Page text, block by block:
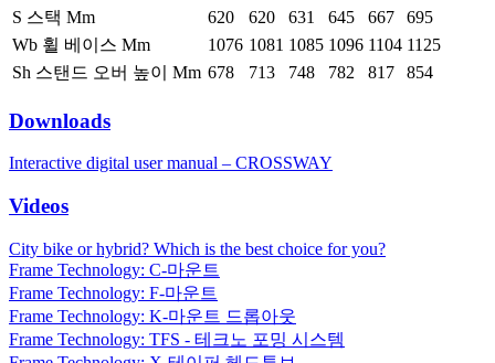
S 스택 Mm
620 620 631 645 667
695
Wb 휠 베이스 Mm
1076 1081 1085 1096 1104 1125
Sh 스탠드 오버 높이 Mm 678 713 748 782 817 854
Downloads
Interactive digital user manual – CROSSWAY
Videos
City bike or hybrid? Which is the best choice for you?
Frame Technology: C-마운트
Frame Technology: F-마운트
Frame Technology: K-마운트 드롭아웃
Frame Technology: TFS - 테크노 포밍 시스템